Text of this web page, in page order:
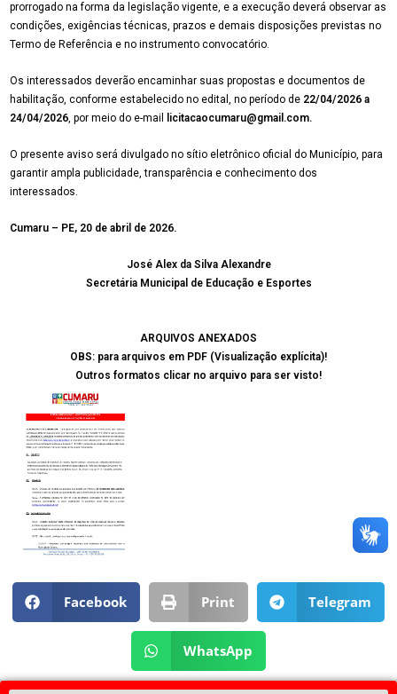
prorrogado na forma da legislação vigente, e a execução deverá observar as
condições, exigências técnicas, prazos e demais disposições previstas no
Termo de Referência e no instrumento convocatório.
Os interessados deverão encaminhar suas propostas e documentos de
habilitação, conforme estabelecido no edital, no período de 22/04/2026 a
24/04/2026, por meio do e-mail licitacaocumaru@gmail.com.
O presente aviso será divulgado no sítio eletrônico oficial do Município, para
garantir ampla publicidade, transparência e conhecimento dos
interessados.
Cumaru – PE, 20 de abril de 2026.
José Alex da Silva Alexandre
Secretária Municipal de Educação e Esportes
ARQUIVOS ANEXADOS
OBS: para arquivos em PDF (Visualização explícita)!
Outros formatos clicar no arquivo para ser visto!
Facebook Print Telegram
WhatsApp